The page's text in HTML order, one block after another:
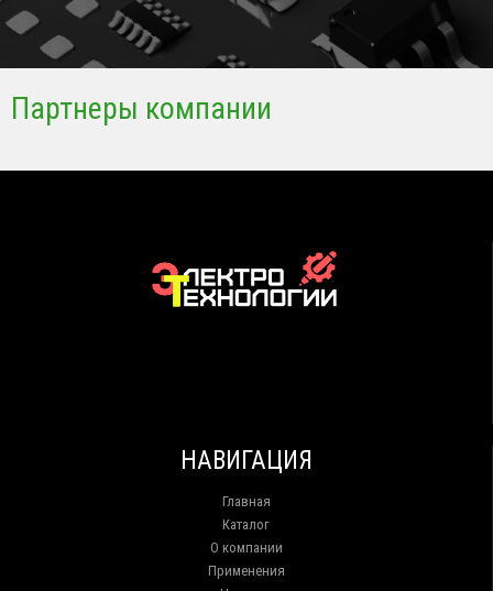
Партнеры компании
НАВИГАЦИЯ
Главная
Каталог
О компании
Применения